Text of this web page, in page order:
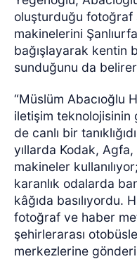
oluşturduğu fotoğraf
makinelerini
bağışlayarak kentin
sunduğunu da
“Müslüm Abacıoğlu
iletişim
de canlı bir
yıllarda Kodak,
makineler
karanlık odalarda
kâğıda basılıyordu.
fotoğraf ve haber
şehirlerarası
merkezlerine